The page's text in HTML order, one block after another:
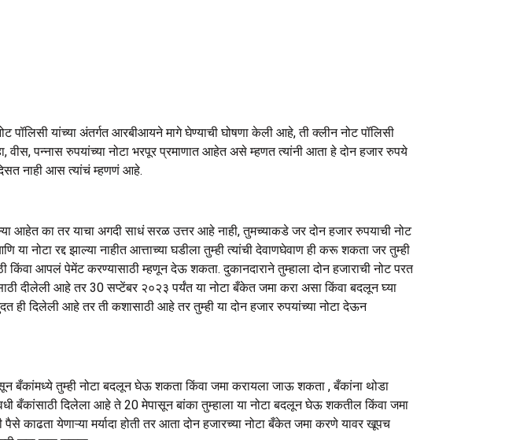
यांच्या अंतर्गत आरबीआयने मागे घेण्याची घोषणा केली आहे, ती क्लीन नोट पॉलिसी
पन्नास रुपयांच्या नोटा भरपूर प्रमाणात आहेत असे म्हणत त्यांनी आता हे दोन हजार रुपये
नाही आस त्यांचं म्हणणं आहे.
आहेत का तर याचा अगदी साधं सरळ उत्तर आहे नाही, तुमच्याकडे जर दोन हजार रुपयाची नोट
रद्द झाल्या नाहीत आत्ताच्या घडीला तुम्ही त्यांची देवाणघेवाण ही करू शकता जर तुम्ही
किंवा आपलं पेमेंट करण्यासाठी म्हणून देऊ शकता. दुकानदाराने तुम्हाला दोन हजाराची नोट परत
दीलेली आहे तर 30 सप्टेंबर २०२३ पर्यंत या नोटा बँकेत जमा करा असा किंवा बदलून घ्या
ही दिलेली आहे तर ती कशासाठी आहे तर तुम्ही या दोन हजार रुपयांच्या नोटा देऊन
बँकांमध्ये तुम्ही नोटा बदलून घेऊ शकता किंवा जमा करायला जाऊ शकता , बँकांना थोडा
बँकांसाठी दिलेला आहे ते 20 मेपासून बांका तुम्हाला या नोटा बदलून घेऊ शकतील किंवा जमा
येणाऱ्या मर्यादा होती तर आता दोन हजारच्या नोटा बँकेत जमा करणे यावर खूपच